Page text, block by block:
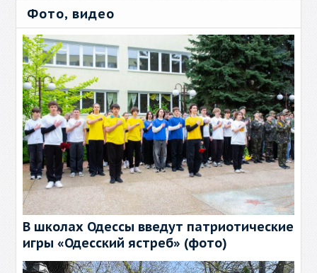
Фото, видео
В школах Одессы введут патриотические
игры «Одесский ястреб» (фото)